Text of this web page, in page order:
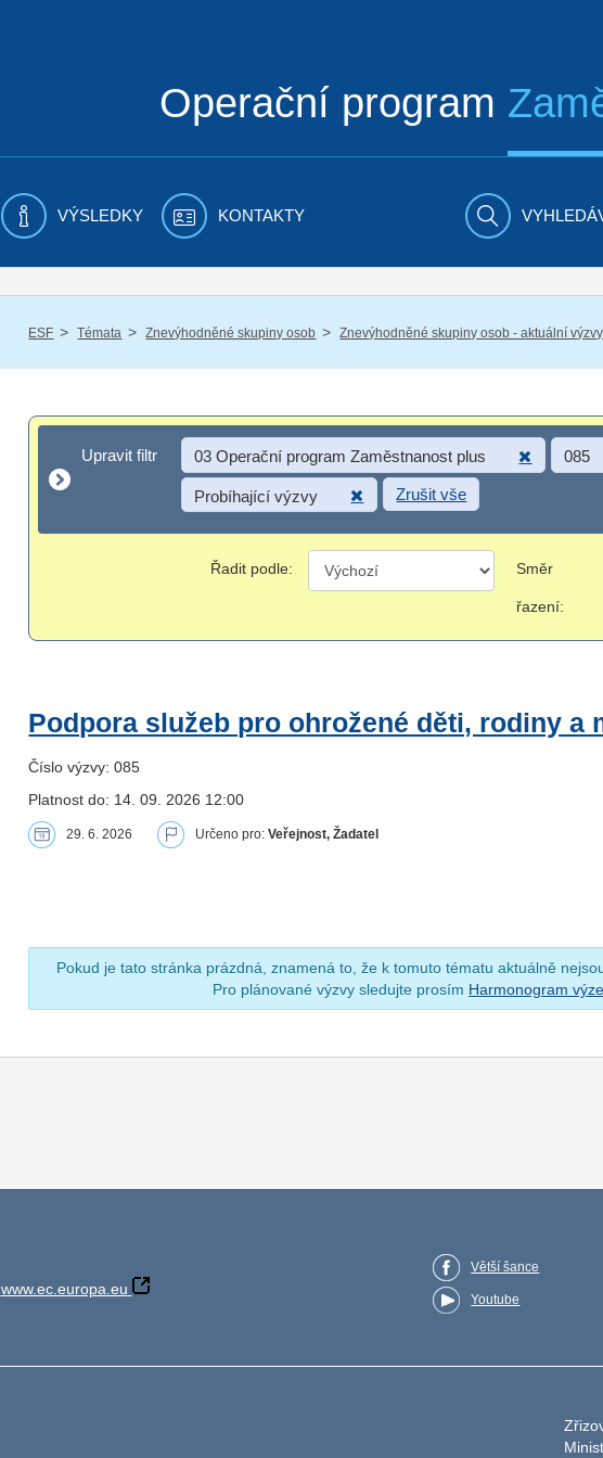
Operační program
VÝSLEDKY KONTAKTY
ESF / Témata / Znevýhodněné skupiny osob / Znevýhodněné skupiny osob - aktuální výzvy
Upravit filtr
Upravit filtr 03 Operační program Zaměstnanost plus 085
Probíhající výzvy Zrušit vše
Řadit podle: Směr
řazení:
Podpora služeb pro ohrožené děti, rodiny a
Číslo výzvy: 085
Platnost do: 14. 09. 2026 12:00
29. 6. 2026 Určeno pro:Veřejnost, Žadatel
Pokud je tato stránka prázdná, znamená to, že k tomuto tématu aktuálně
Pro plánované výzvy sledujte prosím Harmonogram
www.ec.europa.eu
Větší šance
Youtube